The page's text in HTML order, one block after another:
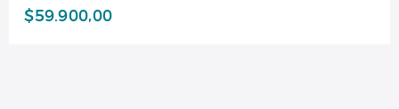
$59.900,00